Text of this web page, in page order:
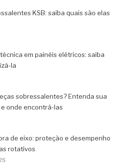
KSB: saiba quais são elas
em painéis elétricos: saiba
la
sobressalentes? Entenda sua
onde encontrá-las
de eixo: proteção e desempenho
rotativos